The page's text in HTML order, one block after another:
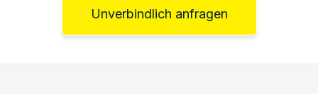
Unverbindlich anfragen